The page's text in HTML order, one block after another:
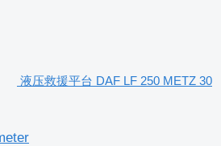
液压救援平台 DAF LF 250 METZ 30